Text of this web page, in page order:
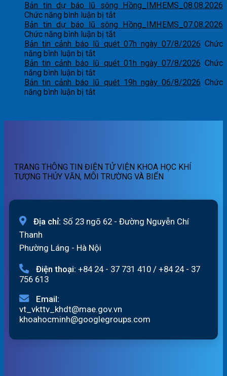
Bản tin dự báo lũ sông Hồng_IMHEMS_08.08.2026
Chức năng bình luận bị tắtở
Bản
tin
dự
lũ
Hồng_IMHEMS_08.08.2026
Bản tin dự báo lũ sông Hồng_IMHEMS_07.08.2026
Chức năng bình luận bị tắtở
Bản
dự
lũ
Bản tin cảnh báo lũ quét 07h ngày 07/8/2026 Chức
năng bình luận bị tắtở
Bản
tin
cảnh
báo
07h
Bản tin cảnh báo lũ quét 01h ngày 07/8/2026 Chức
năng bình luận bị tắtở
Bản
tin
lũ
Bản tin cảnh báo lũ quét 19h ngày 06/8/2026 Chức
năng bình luận bị tắtở
cảnh
ngày
06/8/2026
TRANG THÔNG TIN ĐIỆN TỬ VIỆN KHOA HỌC KHÍ
TƯỢNG THỦY VĂN, MÔI TRƯỜNG VÀ BIỂN
Địa chỉ: Số 23 ngõ 62 - Đường Nguyễn Chí
Thanh
Phường Láng - Hà Nội
Điện thoại: +84 24 - 37 731 410 / +84 24 - 37
756 613
Email:
vt_vkttv_khdt@mae.gov.vn
khoahocminh@googlegroups.com